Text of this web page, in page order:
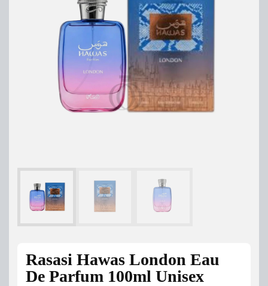
Rasasi Hawas London Eau
De Parfum 100ml Unisex